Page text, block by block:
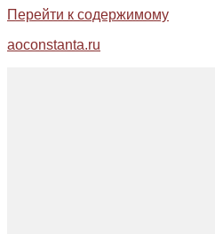
Перейти к содержимому
aoconstanta.ru